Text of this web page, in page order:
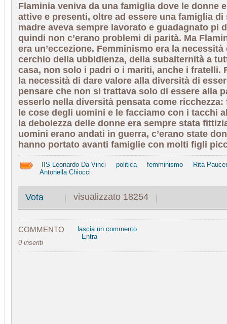
Flaminia veniva da una famiglia dove le donne
attive e presenti, oltre ad essere una famiglia
madre aveva sempre lavorato e guadagnato pi
quindi non c’erano problemi di parità. Ma
era un’eccezione. Femminismo era la
cerchio della ubbidienza, della subalternità a
casa, non solo i padri o i mariti, anche i fratelli.
la necessità di dare valore alla diversità di
pensare che non si trattava solo di essere alla
esserlo nella diversità pensata come
le cose degli uomini e le facciamo con i tacchi
la debolezza delle donne era sempre stata
uomini erano andati in guerra, c’erano state
hanno portato avanti famiglie con molti figli
IIS Leonardo Da Vinci politica femminismo
Rita
Antonella Chiocci
Vota visualizzato 18254
COMMENTO
0 inseriti
lascia un commento
Entra